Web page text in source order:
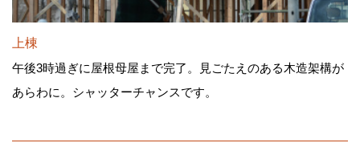
上棟
午後3時過ぎに屋根母屋まで完了。見ごたえのある木造架構が
あらわに。シャッターチャンスです。